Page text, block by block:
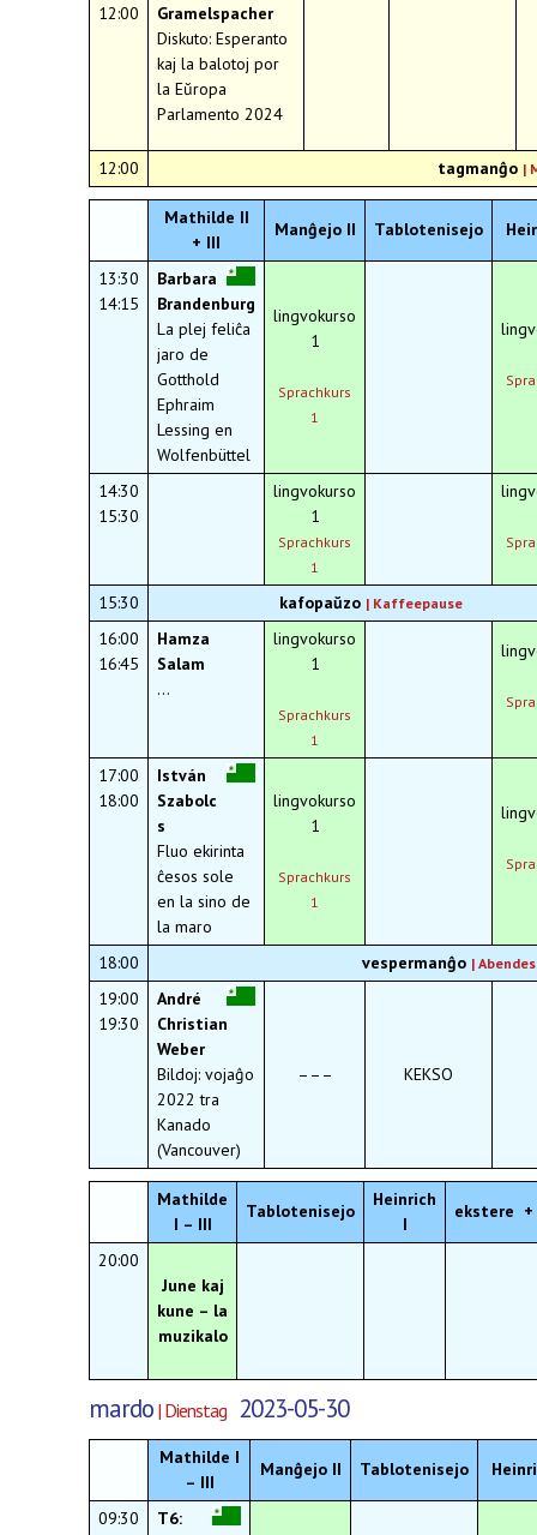
12:00
Gramelspacher
Diskuto: Esperanto
kaj la balotoj por
la Eŭropa
Parlamento 2024
12:00 tagmanĝo |
Mathilde II
+ III
Manĝejo II Tablotenisejo
13:30
14:15
Barbara
Brandenburg
La plej feliĉa
jaro de
Gotthold
Ephraim
Lessing en
Wolfenbüttel
lingvokurso
1
Sprachkurs
1
14:30
15:30
lingvokurso
1
Sprachkurs
1
15:30 kafopaŭzo | Kaffeepause
16:00
16:45
Hamza
Salam
...
lingvokurso
1
Sprachkurs
1
17:00
18:00
István
Szabolc
s
Fluo ekirinta
ĉesos sole
en la sino de
la maro
lingvokurso
1
Sprachkurs
1
18:00 vespermanĝo |
19:00
19:30
André
Christian
Weber
Bildoj: vojaĝo
2022 tra
Kanado
(Vancouver)
––– KEKSO
Mathilde
I – III
Tablotenisejo
Heinrich
I
ekstere
20:00
June kaj
kune – la
muzikalo
mardo | Dienstag 2023-05-30
Mathilde I
– III
Manĝejo II Tablotenisejo
09:30
T6: